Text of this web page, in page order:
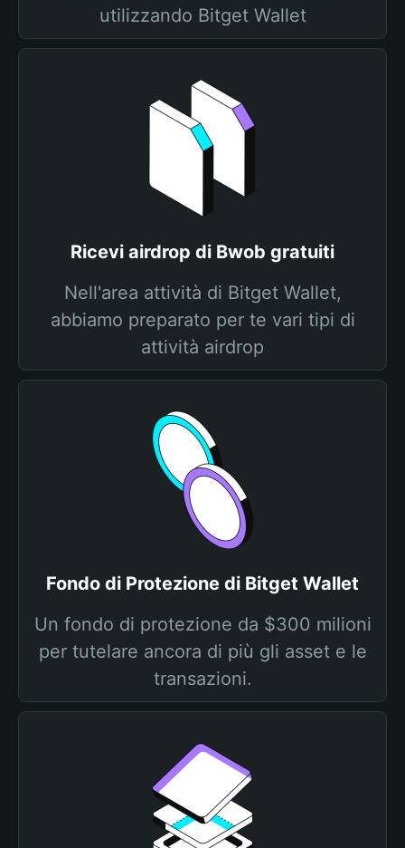
utilizzando Bitget Wallet
Ricevi airdrop di Bwob gratuiti
Nell'area attività di Bitget Wallet,
abbiamo preparato per te vari tipi di
attività airdrop
Fondo di Protezione di Bitget Wallet
Un fondo di protezione da $300 milioni
per tutelare ancora di più gli asset e le
transazioni.